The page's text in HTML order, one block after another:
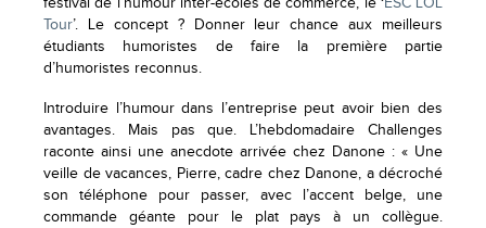
Tour’. Le concept ? Donner leur chance aux meilleurs
étudiants humoristes de faire la première partie
d’humoristes reconnus.
Introduire l’humour dans l’entreprise peut avoir bien des
avantages. Mais pas que. L’hebdomadaire Challenges
raconte ainsi une anecdote arrivée chez Danone : « Une
veille de vacances, Pierre, cadre chez Danone, a décroché
son téléphone pour passer, avec l’accent belge, une
commande géante pour le plat pays à un collègue.